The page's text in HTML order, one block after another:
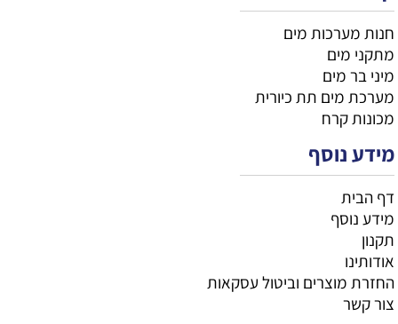
חנות מערכות מים
מתקני מים
מיני בר מים
מערכת מים תת כיורית
מכונות קרח
מידע נוסף
דף הבית
מידע נוסף
תקנון
אודותינו
החזרת מוצרים וביטול עסקאות
צור קשר